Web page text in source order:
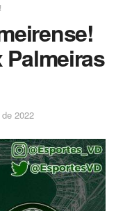
Palmeiras
2022